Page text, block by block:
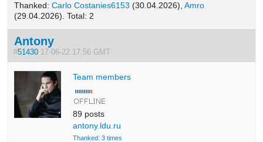
Thanked:Carlo Costanies6153 (30.04.2026),Amro
(29.04.2026). Total: 2
Antony
#51430 17-06-22 17:56 GMT
Team members
89 posts
antony.ldu.ru
Thanked: 3 times